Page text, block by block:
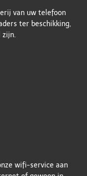
van uw telefoon
ter beschikking,
zijn.
wifi-service aan